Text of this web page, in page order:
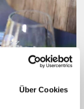
Über Cookies